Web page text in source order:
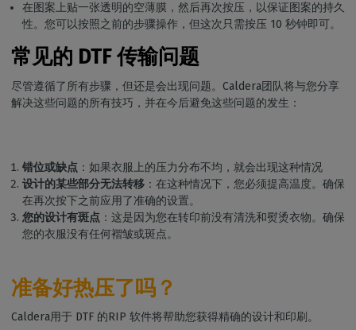
在图案上贴一张透明的空薄膜，然后再次按压，以保证图案的持久
性。您可以按照之前的步骤操作，但这次只需按压 10 秒钟即可。
常见的 DTF 传输问题
尽管遵循了所有步骤，但还是会出现问题。Caldera团队将与您分享
解决这些问题的所有技巧，并在今后避免这些问题的发生：
错位或缺点 ：如果衣服上的压力分布不均，就会出现这种情况
设计的某些部分无法转移 ：在这种情况下，您必须提高温度。确保
在再次按下之前应用了准确的设置。
您的设计有斑点 ：这是因为您在转印前没有清洗和熨烫衣物。确保
您的衣服没有任何褶皱或斑点。
准备好热压了吗？
Caldera用于 DTF 的RIP 软件将帮助您获得精确的设计和印刷。